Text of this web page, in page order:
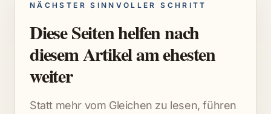
NÄCHSTER SINNVOLLER SCHRITT
Diese Seiten helfen nach
diesem Artikel am ehesten
weiter
Statt mehr vom Gleichen zu lesen, führen